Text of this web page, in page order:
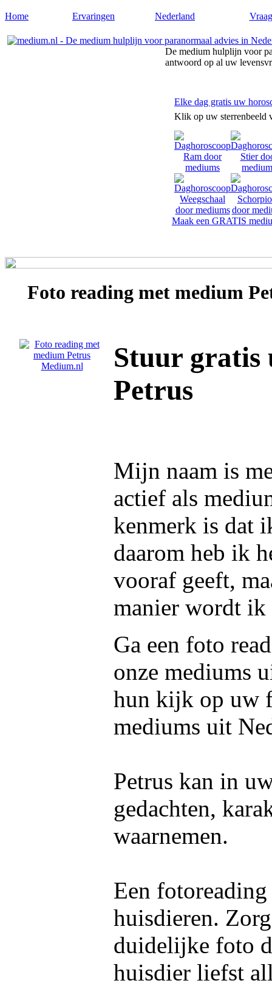
Home Ervaringen Nederland
De medium hulplijn voor
antwoord op al uw
Elke dag gratis uw
Klik op uw sterrenbeeld
Maak een GRATIS
Foto reading met medium
Stuur gratis
Petrus
Mijn naam is
actief als
kenmerk is dat
daarom heb ik
vooraf geeft,
manier wordt ik
Ga een foto
onze mediums
hun kijk op uw
mediums uit
Petrus kan in
gedachten,
waarnemen.
Een
huisdieren.
duidelijke foto
huisdier liefst